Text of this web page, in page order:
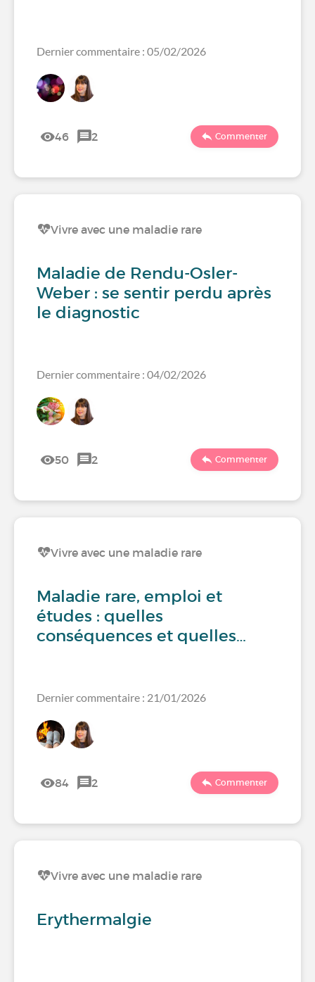
Dernier commentaire : 05/02/2026
46 2 Commenter
Vivre avec une maladie rare
Maladie de Rendu-Osler-
Weber : se sentir perdu après
le diagnostic
Dernier commentaire : 04/02/2026
50 2 Commenter
Vivre avec une maladie rare
Maladie rare, emploi et
études : quelles
conséquences et quelles…
Dernier commentaire : 21/01/2026
84 2 Commenter
Vivre avec une maladie rare
Erythermalgie